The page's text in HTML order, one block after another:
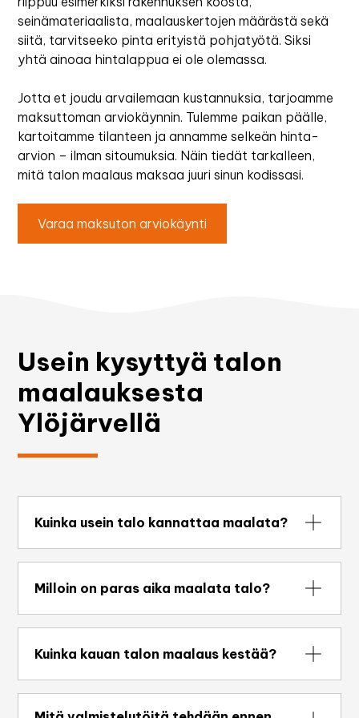
seinämateriaalista, maalauskertojen määrästä sekä
siitä, tarvitseeko pinta erityistä pohjatyötä. Siksi
yhtä ainoaa hintalappua ei ole olemassa.
Jotta et joudu arvailemaan kustannuksia, tarjoamme
maksuttoman arviokäynnin. Tulemme paikan päälle,
kartoitamme tilanteen ja annamme selkeän hinta-
arvion – ilman sitoumuksia. Näin tiedät tarkalleen,
mitä talon maalaus maksaa juuri sinun kodissasi.
Varaa maksuton arviokäynti
Usein kysyttyä talon
maalauksesta
Ylöjärvellä
Kuinka usein talo kannattaa maalata?
Yleensä puutalon julkisivu maalataan noin 10–15
sääolosuhteista ja huollosta. Etelä- ja
länsipuoliset seinät voivat tarvita
Milloin on paras aika maalata talo?
Paras aika on keväällä ja kesällä, kun lämpötila
maalata, jos lämpötila pysyy plussan puolella
eikä sateita ole odotettavissa.
Kuinka kauan talon maalaus kestää?
Keskikokoisen omakotitalon maalaus vie
yleensä 3–7 päivää, riippuen talon koosta,